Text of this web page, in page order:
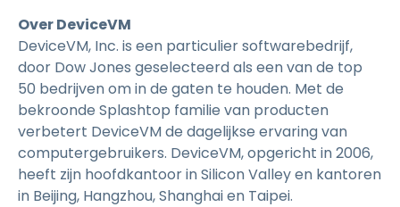
Over DeviceVM
DeviceVM, Inc. is een particulier softwarebedrijf,
door Dow Jones geselecteerd als een van de top
50 bedrijven om in de gaten te houden. Met de
bekroonde Splashtop familie van producten
verbetert DeviceVM de dagelijkse ervaring van
computergebruikers. DeviceVM, opgericht in 2006,
heeft zijn hoofdkantoor in Silicon Valley en kantoren
in Beijing, Hangzhou, Shanghai en Taipei.